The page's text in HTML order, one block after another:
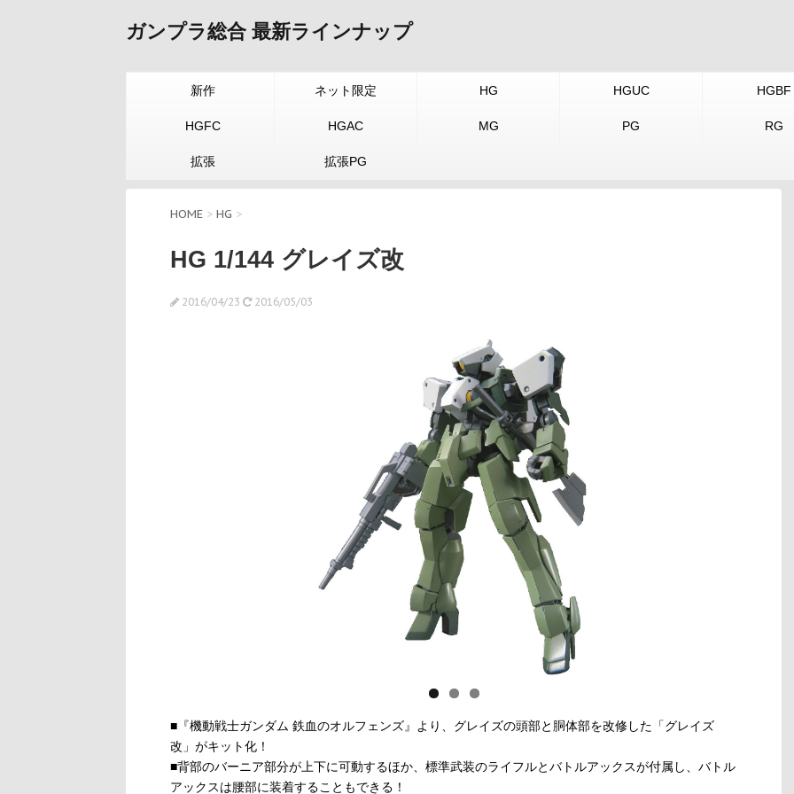
ガンプラ総合 最新ラインナップ
新作 ネット限定 HG HGUC HGBF
HGFC HGAC MG PG RG
拡張 拡張PG
HOME > HG >
HG 1/144 グレイズ改
2016/04/23 2016/05/03
■『機動戦士ガンダム 鉄血のオルフェンズ』より、グレイズの頭部と胴体部を改修した「グレイズ
改」がキット化！
■背部のバーニア部分が上下に可動するほか、標準武装のライフルとバトルアックスが付属し、バトル
アックスは腰部に装着することもできる！